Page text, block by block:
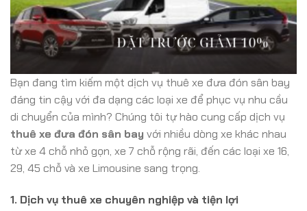
Bạn đang tìm kiếm một dịch vụ thuê xe đưa đón sân bay
đáng tin cậy với đa dạng các loại xe để phục vụ nhu cầu
di chuyển của mình? Chúng tôi tự hào cung cấp dịch vụ
thuê xe đưa đón sân bay với nhiều dòng xe khác nhau
từ xe 4 chỗ nhỏ gọn, xe 7 chỗ rộng rãi, đến các loại xe 16,
29, 45 chỗ và xe Limousine sang trọng.
1. Dịch vụ thuê xe chuyên nghiệp và tiện lợi